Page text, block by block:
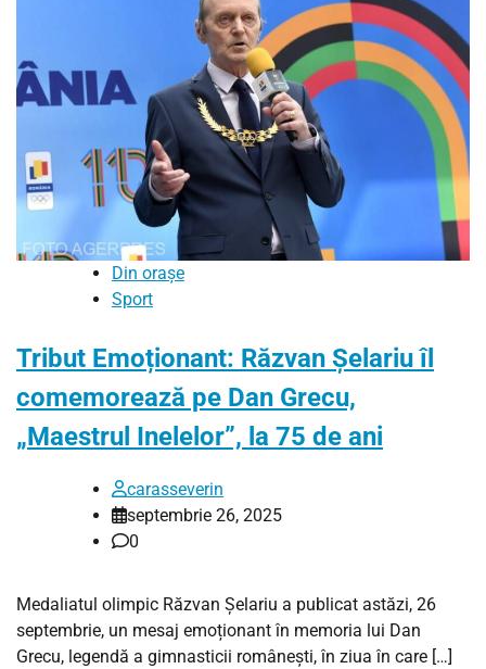
Din orașe
Sport
Tribut Emoționant: Răzvan Șelariu îl
comemorează pe Dan Grecu,
„Maestrul Inelelor”, la 75 de ani
carasseverin
septembrie 26, 2025
0
Medaliatul olimpic Răzvan Șelariu a publicat astăzi, 26
septembrie, un mesaj emoționant în memoria lui Dan
Grecu, legendă a gimnasticii românești, în ziua în care […]